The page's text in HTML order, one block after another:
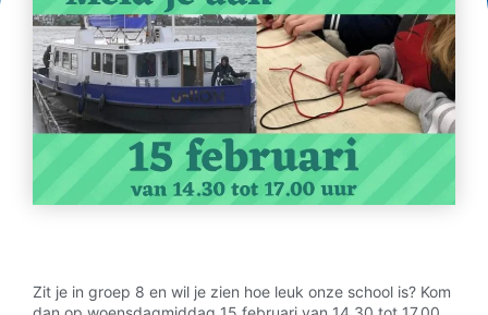
Zit je in groep 8 en wil je zien hoe leuk onze school is? Kom